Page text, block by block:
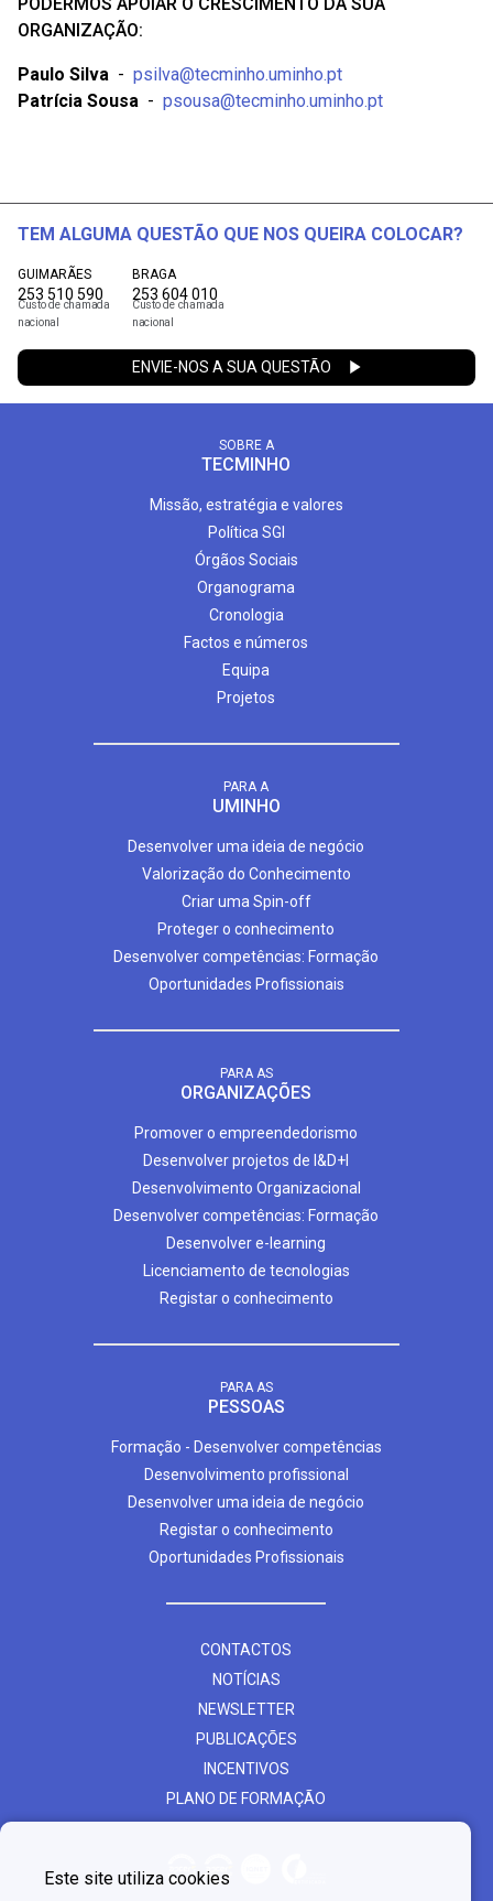
ORGANIZAÇÃO:
Paulo Silva - psilva@tecminho.uminho.pt
Patrícia Sousa - psousa@tecminho.uminho.pt
TEM ALGUMA QUESTÃO QUE NOS QUEIRA COLOCAR?
GUIMARÃES
253 510 590
Custo de chamada
nacional
BRAGA
253 604 010
Custo de chamada
nacional
ENVIE-NOS A SUA QUESTÃO
SOBRE A
TECMINHO
Missão, estratégia e valores
Política SGI
Órgãos Sociais
Organograma
Cronologia
Factos e números
Equipa
Projetos
PARA A
UMINHO
Desenvolver uma ideia de negócio
Valorização do Conhecimento
Criar uma Spin-off
Proteger o conhecimento
Desenvolver competências: Formação
Oportunidades Profissionais
PARA AS
ORGANIZAÇÕES
Promover o empreendedorismo
Desenvolver projetos de I&D+I
Desenvolvimento Organizacional
Desenvolver competências: Formação
Desenvolver e-learning
Licenciamento de tecnologias
Registar o conhecimento
PARA AS
PESSOAS
Formação - Desenvolver competências
Desenvolvimento profissional
Desenvolver uma ideia de negócio
Registar o conhecimento
Oportunidades Profissionais
CONTACTOS
NOTÍCIAS
NEWSLETTER
PUBLICAÇÕES
INCENTIVOS
PLANO DE FORMAÇÃO
Este site utiliza cookies